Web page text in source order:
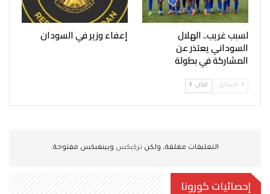
لسبب غريب.. الهلال
السوداني يعتذر عن
المشاركة في بطولة
إعفاء وزير في السودان
السابق التالي
التعليقات مغلقة، ولكن تركبكس وبينغبكس مفتوحة.
إحصائيات كورونا